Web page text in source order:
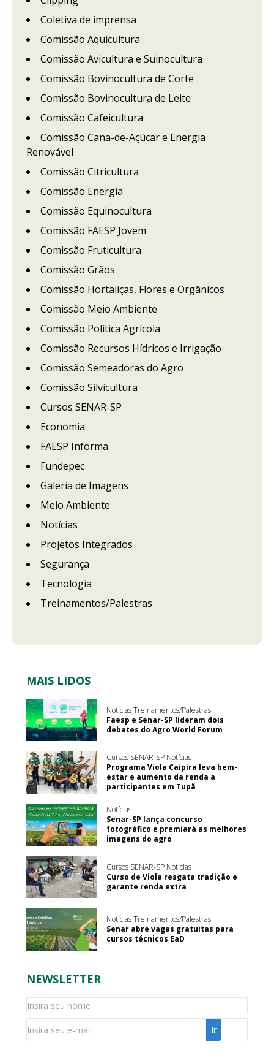
Coletiva de imprensa
Comissão Aquicultura
Comissão Avicultura e Suinocultura
Comissão Bovinocultura de Corte
Comissão Bovinocultura de Leite
Comissão Cafeicultura
Comissão Cana-de-Açúcar e Energia
Renovável
Comissão Citricultura
Comissão Energia
Comissão Equinocultura
Comissão FAESP Jovem
Comissão Fruticultura
Comissão Grãos
Comissão Hortaliças, Flores e Orgânicos
Comissão Meio Ambiente
Comissão Política Agrícola
Comissão Recursos Hídricos e Irrigação
Comissão Semeadoras do Agro
Comissão Silvicultura
Cursos SENAR-SP
Economia
FAESP Informa
Fundepec
Galeria de Imagens
Meio Ambiente
Notícias
Projetos Integrados
Segurança
Tecnologia
Treinamentos/Palestras
MAIS LIDOS
Notícias Treinamentos/Palestras
Faesp e Senar-SP lideram dois
debates do Agro World Forum
Cursos SENAR-SP Notícias
Programa Viola Caipira leva bem-
estar e aumento da renda a
participantes em Tupã
Notícias
Senar-SP lança concurso
fotográfico e premiará as melhores
imagens do agro
Cursos SENAR-SP Notícias
Curso de Viola resgata tradição e
garante renda extra
Notícias Treinamentos/Palestras
Senar abre vagas gratuitas para
cursos técnicos EaD
NEWSLETTER